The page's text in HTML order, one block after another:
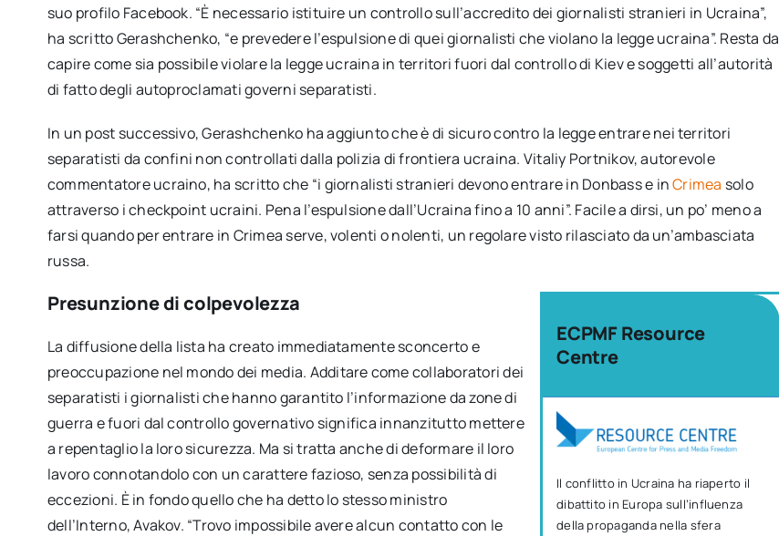
suo profilo Facebook. “È necessario istituire un controllo sull’accredito dei giornalisti stranieri in Ucraina”,
ha scritto Gerashchenko, “e prevedere l’espulsione di quei giornalisti che violano la legge ucraina”. Resta da
capire come sia possibile violare la legge ucraina in territori fuori dal controllo di Kiev e soggetti all’autorità
di fatto degli autoproclamati governi separatisti.
In un post successivo, Gerashchenko ha aggiunto che è di sicuro contro la legge entrare nei territori
separatisti da confini non controllati dalla polizia di frontiera ucraina. Vitaliy Portnikov, autorevole
commentatore ucraino, ha scritto che “i giornalisti stranieri devono entrare in Donbass e inCrimea solo
attraverso i checkpoint ucraini. Pena l’espulsione dall’Ucraina fino a 10 anni”. Facile a dirsi, un po’ meno a
farsi quando per entrare in Crimea serve, volenti o nolenti, un regolare visto rilasciato da un’ambasciata
russa.
ECPMF Resource
Centre
Il conflitto in Ucraina ha riaperto il
dibattito in Europa sull’influenza
della propaganda nella sfera
Presunzione di colpevolezza
La diffusione della lista ha creato immediatamente sconcerto e
preoccupazione nel mondo dei media. Additare come collaboratori dei
separatisti i giornalisti che hanno garantito l’informazione da zone di
guerra e fuori dal controllo governativo significa innanzitutto mettere
a repentaglio la loro sicurezza. Ma si tratta anche di deformare il loro
lavoro connotandolo con un carattere fazioso, senza possibilità di
eccezioni. È in fondo quello che ha detto lo stesso ministro
dell’Interno, Avakov. “Trovo impossibile avere alcun contatto con le